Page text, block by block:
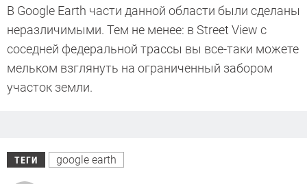
В Google Earth части данной области были сделаны
неразличимыми. Тем не менее: в Street View с
соседней федеральной трассы вы все-таки можете
мельком взглянуть на ограниченный забором
участок земли.
ТЕГИ google earth